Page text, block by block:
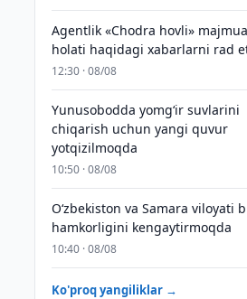
Agentlik «Chodra hovli»
holati haqidagi xabarlarni rad
12:30 · 08/08
Yunusobodda yomg‘ir suvlarini
chiqarish uchun yangi quvur
yotqizilmoqda
10:50 · 08/08
Oʻzbekiston va Samara viloyati
hamkorligini kengaytirmoqda
10:40 · 08/08
Ko'proq yangiliklar →